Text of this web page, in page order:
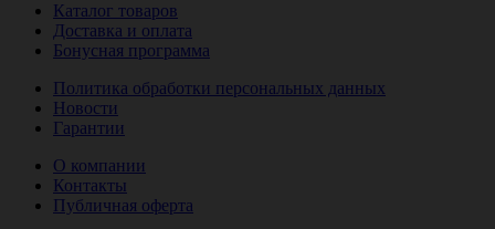
Каталог товаров
Доставка и оплата
Бонусная программа
Политика обработки персональных данных
Новости
Гарантии
О компании
Контакты
Публичная оферта